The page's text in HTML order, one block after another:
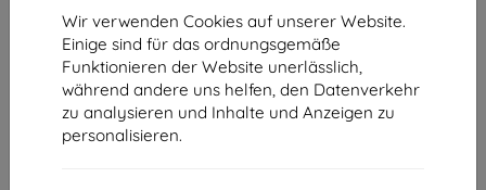
Wir verwenden Cookies auf unserer Website.
Einige sind für das ordnungsgemäße
Funktionieren der Website unerlässlich,
während andere uns helfen, den Datenverkehr
zu analysieren und Inhalte und Anzeigen zu
personalisieren.
Shield-Sk s.r.o.